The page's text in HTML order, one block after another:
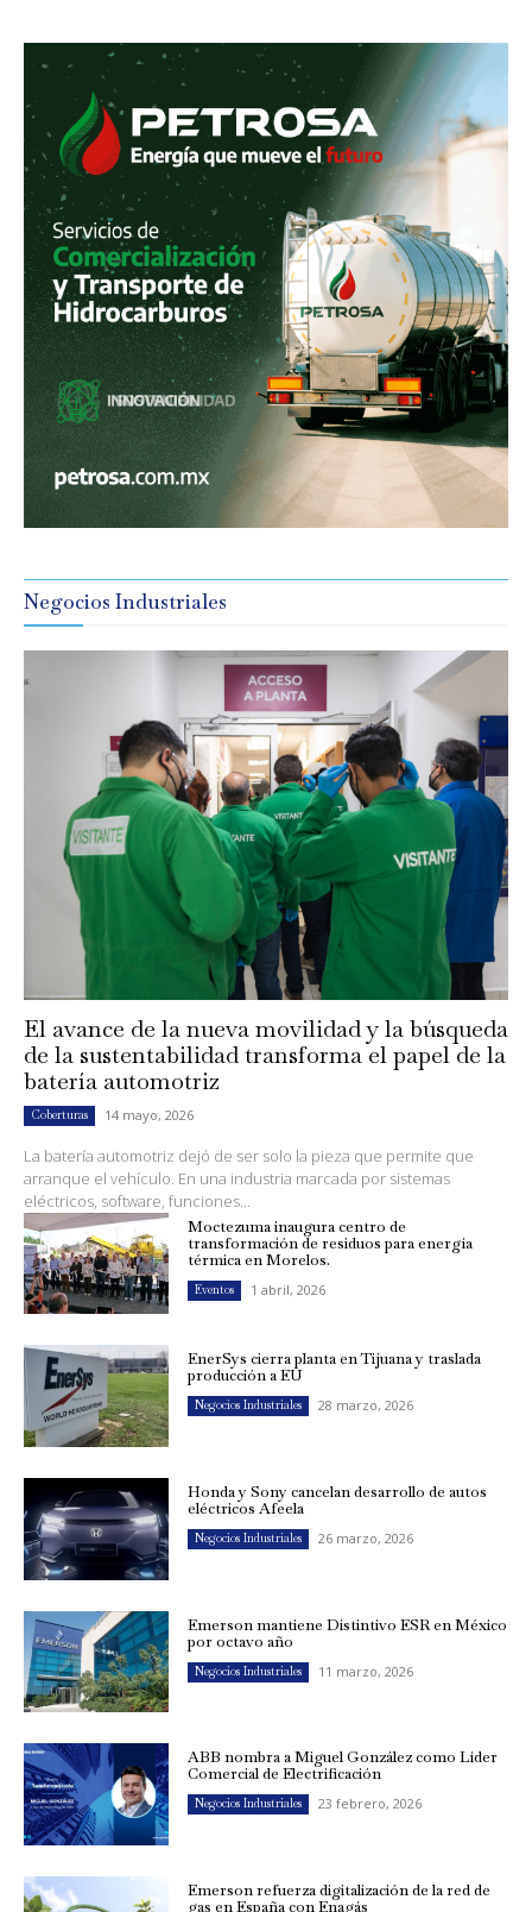
Negocios Industriales
El avance de la nueva movilidad y la búsqueda
de la sustentabilidad transforma el papel de la
batería automotriz
Coberturas 14 mayo, 2026
La batería automotriz dejó de ser solo la pieza que permite que
arranque el vehículo. En una industria marcada por sistemas
eléctricos, software, funciones...
Moctezuma inaugura centro de
transformación de residuos para energía
térmica en Morelos.
Eventos 1 abril, 2026
EnerSys cierra planta en Tijuana y traslada
producción a EU
Negocios Industriales 28 marzo, 2026
Honda y Sony cancelan desarrollo de autos
eléctricos Afeela
Negocios Industriales 26 marzo, 2026
Emerson mantiene Distintivo ESR en México
por octavo año
Negocios Industriales 11 marzo, 2026
ABB nombra a Miguel González como Líder
Comercial de Electrificación
Negocios Industriales 23 febrero, 2026
Emerson refuerza digitalización de la red de
gas en España con Enagás